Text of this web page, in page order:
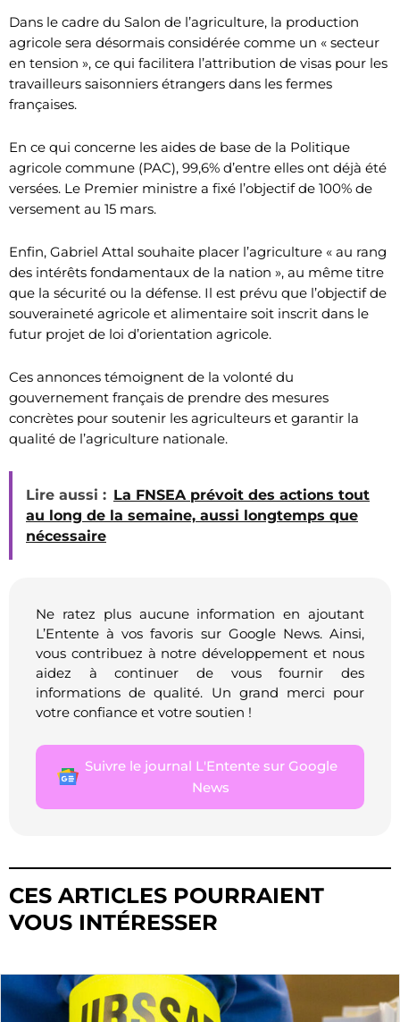
Dans le cadre du Salon de l’agriculture, la production
agricole sera désormais considérée comme un « secteur
en tension », ce qui facilitera l’attribution de visas pour les
travailleurs saisonniers étrangers dans les fermes
françaises.
En ce qui concerne les aides de base de la Politique
agricole commune (PAC), 99,6% d’entre elles ont déjà été
versées. Le Premier ministre a fixé l’objectif de 100% de
versement au 15 mars.
Enfin, Gabriel Attal souhaite placer l’agriculture « au rang
des intérêts fondamentaux de la nation », au même titre
que la sécurité ou la défense. Il est prévu que l’objectif de
souveraineté agricole et alimentaire soit inscrit dans le
futur projet de loi d’orientation agricole.
Ces annonces témoignent de la volonté du
gouvernement français de prendre des mesures
concrètes pour soutenir les agriculteurs et garantir la
qualité de l’agriculture nationale.
Lire aussi : La FNSEA prévoit des actions tout
au long de la semaine, aussi longtemps que
nécessaire
Ne ratez plus aucune information en ajoutant
L’Entente à vos favoris sur Google News. Ainsi,
vous contribuez à notre développement et nous
aidez à continuer de vous fournir des
informations de qualité. Un grand merci pour
votre confiance et votre soutien !
Suivre le journal L'Entente sur Google
News
CES ARTICLES POURRAIENT
VOUS INTÉRESSER